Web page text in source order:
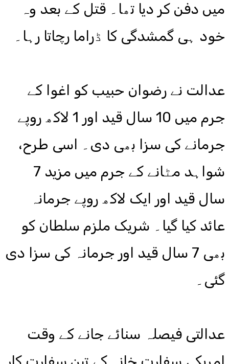
میں دفن کر دیا تھا۔ قتل کے بعد وہ
خود ہی گمشدگی کا ڈراما رچاتا رہا۔
عدالت نے رضوان حبیب کو اغوا کے
جرم میں 10 سال قید اور 1 لاکھ روپے
جرمانے کی سزا بھی دی۔ اسی طرح،
شواہد مٹانے کے جرم میں مزید 7
سال قید اور ایک لاکھ روپے جرمانہ
عائد کیا گیا۔ شریک ملزم سلطان کو
بھی 7 سال قید اور جرمانہ کی سزا دی
گئی۔
عدالتی فیصلہ سنائے جانے کے وقت